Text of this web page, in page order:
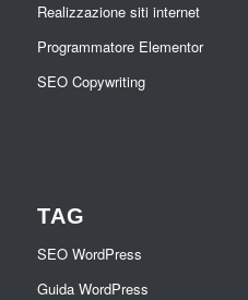
Realizzazione siti internet
Programmatore Elementor
SEO Copywriting
TAG
SEO WordPress
Guida WordPress